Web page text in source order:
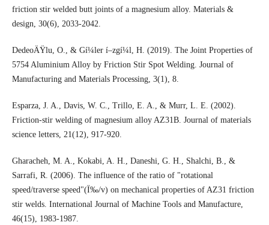
friction stir welded butt joints of a magnesium alloy. Materials &
design, 30(6), 2033-2042.
DedeoÄŸlu, O., & Gí¼ler í–zgí¼l, H. (2019). The Joint Properties of
5754 Aluminium Alloy by Friction Stir Spot Welding. Journal of
Manufacturing and Materials Processing, 3(1), 8.
Esparza, J. A., Davis, W. C., Trillo, E. A., & Murr, L. E. (2002).
Friction-stir welding of magnesium alloy AZ31B. Journal of materials
science letters, 21(12), 917-920.
Gharacheh, M. A., Kokabi, A. H., Daneshi, G. H., Shalchi, B., &
Sarrafi, R. (2006). The influence of the ratio of "rotational
speed/traverse speed"(Ï‰/v) on mechanical properties of AZ31 friction
stir welds. International Journal of Machine Tools and Manufacture,
46(15), 1983-1987.